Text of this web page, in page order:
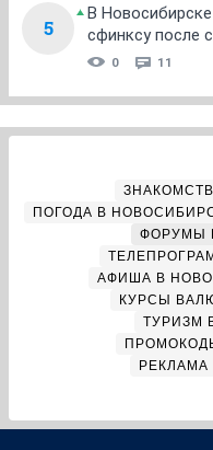
5
В
сфинксу после
0 11
ПОГОДА В
ФОРУМЫ
АФИША В
КУРСЫ
ТУРИЗМ